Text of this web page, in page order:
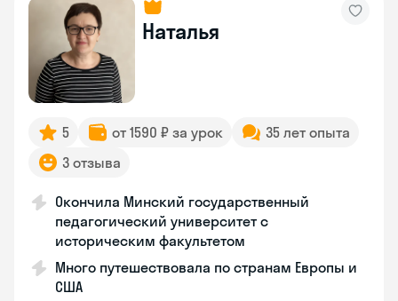
Наталья
5 от 1590 ₽ за урок
35 лет опыта
3 отзыва
Окончила Минский государственный
педагогический университет с
историческим факультетом
Много путешествовала по странам Европы и
США